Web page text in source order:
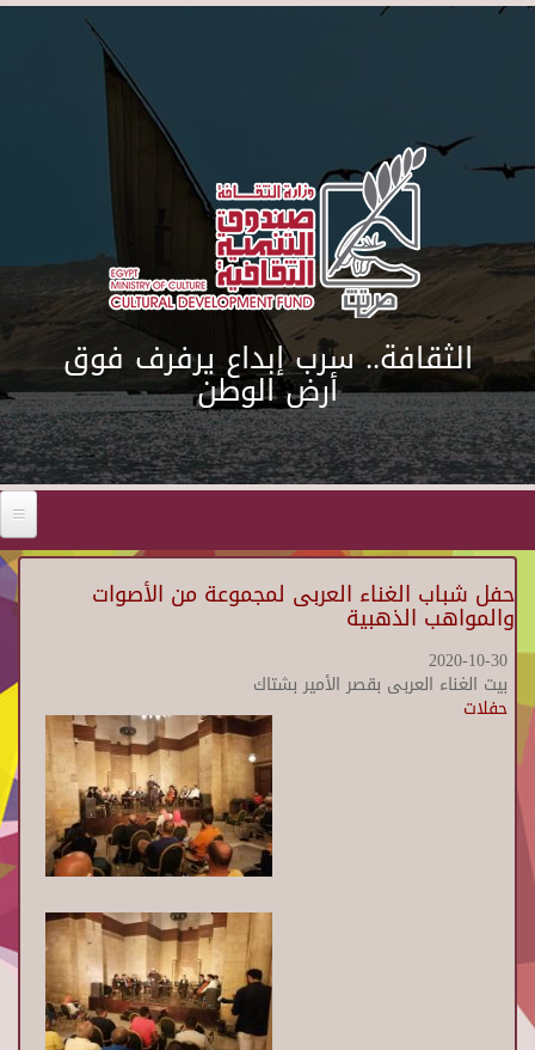
Skip to main content
الثقافة.. سرب إبداع يرفرف فوق
أرض الوطن
حفل شباب الغناء العربى لمجموعة من الأصوات
والمواهب الذهبية
2020-10-30
بيت الغناء العربى بقصر الأمير بشتاك
حفلات